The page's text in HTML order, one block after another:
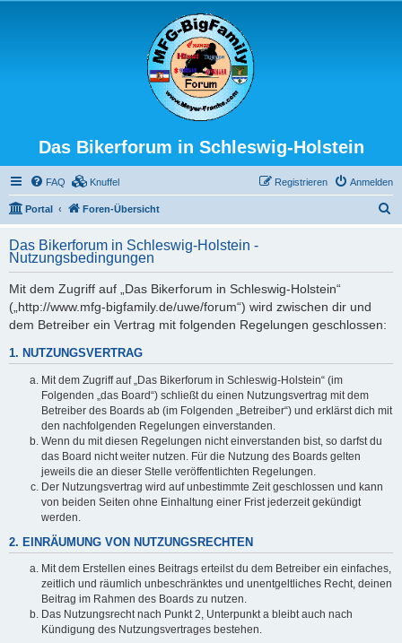
Das Bikerforum in Schleswig-Holstein
FAQ Knuffel Anmelden
Registrieren
Portal Foren-Übersicht
h
Das Bikerforum in Schleswig-Holstein -
Nutzungsbedingungen
Mit dem Zugriff auf „Das Bikerforum in Schleswig-Holstein“
(„http://www.mfg-bigfamily.de/uwe/forum“) wird zwischen dir und
dem Betreiber ein Vertrag mit folgenden Regelungen geschlossen:
1. NUTZUNGSVERTRAG
Mit dem Zugriff auf „Das Bikerforum in Schleswig-Holstein“ (im
Folgenden „das Board“) schließt du einen Nutzungsvertrag mit dem
Betreiber des Boards ab (im Folgenden „Betreiber“) und erklärst dich mit
den nachfolgenden Regelungen einverstanden.
Wenn du mit diesen Regelungen nicht einverstanden bist, so darfst du
das Board nicht weiter nutzen. Für die Nutzung des Boards gelten
jeweils die an dieser Stelle veröffentlichten Regelungen.
Der Nutzungsvertrag wird auf unbestimmte Zeit geschlossen und kann
von beiden Seiten ohne Einhaltung einer Frist jederzeit gekündigt
werden.
2. EINRÄUMUNG VON NUTZUNGSRECHTEN
Mit dem Erstellen eines Beitrags erteilst du dem Betreiber ein einfaches,
zeitlich und räumlich unbeschränktes und unentgeltliches Recht, deinen
Beitrag im Rahmen des Boards zu nutzen.
Das Nutzungsrecht nach Punkt 2, Unterpunkt a bleibt auch nach
Kündigung des Nutzungsvertrages bestehen.